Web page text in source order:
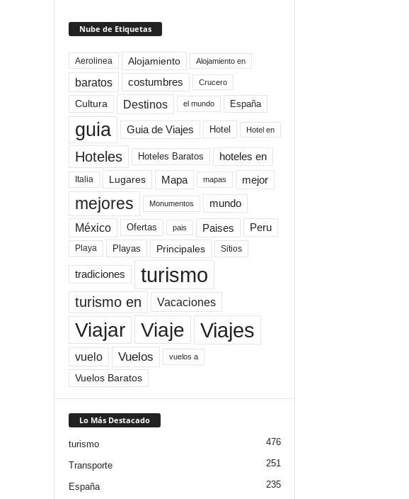
Nube de Etiquetas
Aerolinea Alojamiento Alojamiento en
baratos costumbres Crucero
Cultura Destinos el mundo España
guia Guia de Viajes Hotel Hotel en
Hoteles Hoteles Baratos hoteles en
Italia Lugares Mapa mapas mejor
mejores Monumentos mundo
México Ofertas pais Paises Peru
Playa Playas Principales Sitios
tradiciones turismo
turismo en Vacaciones
Viajar Viaje Viajes
vuelo Vuelos vuelos a
Vuelos Baratos
Lo Más Destacado
turismo 476
Transporte 251
España 235